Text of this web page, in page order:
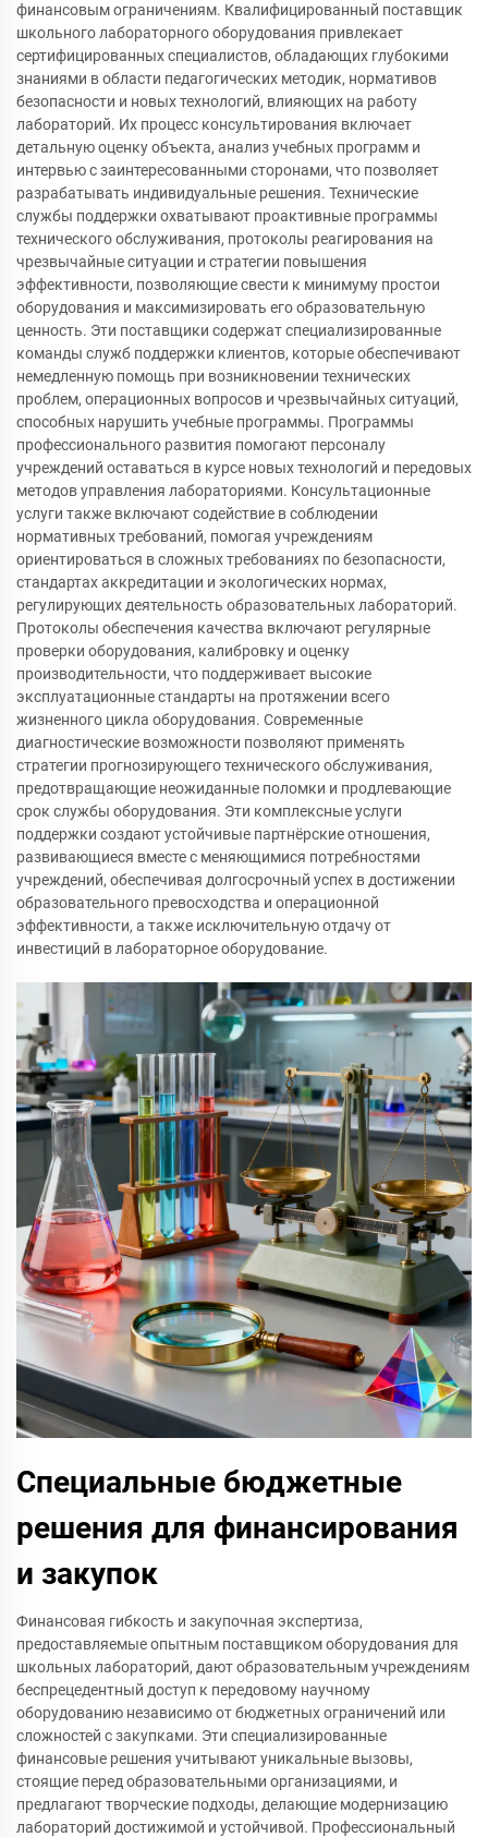
финансовым ограничениям. Квалифицированный поставщик
школьного лабораторного оборудования привлекает
сертифицированных специалистов, обладающих глубокими
знаниями в области педагогических методик, нормативов
безопасности и новых технологий, влияющих на работу
лабораторий. Их процесс консультирования включает
детальную оценку объекта, анализ учебных программ и
интервью с заинтересованными сторонами, что позволяет
разрабатывать индивидуальные решения. Технические
службы поддержки охватывают проактивные программы
технического обслуживания, протоколы реагирования на
чрезвычайные ситуации и стратегии повышения
эффективности, позволяющие свести к минимуму простои
оборудования и максимизировать его образовательную
ценность. Эти поставщики содержат специализированные
команды служб поддержки клиентов, которые обеспечивают
немедленную помощь при возникновении технических
проблем, операционных вопросов и чрезвычайных ситуаций,
способных нарушить учебные программы. Программы
профессионального развития помогают персоналу
учреждений оставаться в курсе новых технологий и передовых
методов управления лабораториями. Консультационные
услуги также включают содействие в соблюдении
нормативных требований, помогая учреждениям
ориентироваться в сложных требованиях по безопасности,
стандартах аккредитации и экологических нормах,
регулирующих деятельность образовательных лабораторий.
Протоколы обеспечения качества включают регулярные
проверки оборудования, калибровку и оценку
производительности, что поддерживает высокие
эксплуатационные стандарты на протяжении всего
жизненного цикла оборудования. Современные
диагностические возможности позволяют применять
стратегии прогнозирующего технического обслуживания,
предотвращающие неожиданные поломки и продлевающие
срок службы оборудования. Эти комплексные услуги
поддержки создают устойчивые партнёрские отношения,
развивающиеся вместе с меняющимися потребностями
учреждений, обеспечивая долгосрочный успех в достижении
образовательного превосходства и операционной
эффективности, а также исключительную отдачу от
инвестиций в лабораторное оборудование.
Специальные бюджетные
решения для финансирования
и закупок
Финансовая гибкость и закупочная экспертиза,
предоставляемые опытным поставщиком оборудования для
школьных лабораторий, дают образовательным учреждениям
беспрецедентный доступ к передовому научному
оборудованию независимо от бюджетных ограничений или
сложностей с закупками. Эти специализированные
финансовые решения учитывают уникальные вызовы,
стоящие перед образовательными организациями, и
предлагают творческие подходы, делающие модернизацию
лабораторий достижимой и устойчивой. Профессиональный